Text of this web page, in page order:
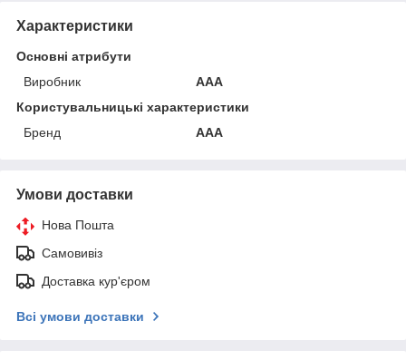
Характеристики
Основні атрибути
Виробник
ААА
Користувальницькі характеристики
Бренд
AAA
Умови доставки
Нова Пошта
Самовивіз
Доставка кур'єром
Всі умови доставки